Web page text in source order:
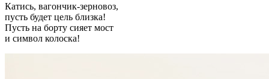
Катись, вагончик-зерновоз,
пусть будет цель близка!
Пусть на борту сияет мост
и символ колоска!